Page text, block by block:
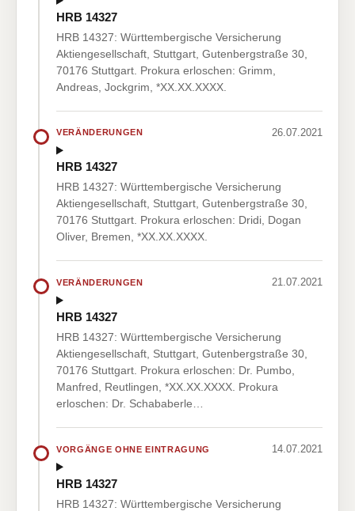
HRB 14327
HRB 14327: Württembergische Versicherung
Aktiengesellschaft, Stuttgart, Gutenbergstraße 30,
70176 Stuttgart. Prokura erloschen: Grimm,
Andreas, Jockgrim, *XX.XX.XXXX.
VERÄNDERUNGEN 26.07.2021
HRB 14327
HRB 14327: Württembergische Versicherung
Aktiengesellschaft, Stuttgart, Gutenbergstraße 30,
70176 Stuttgart. Prokura erloschen: Dridi, Dogan
Oliver, Bremen, *XX.XX.XXXX.
VERÄNDERUNGEN 21.07.2021
HRB 14327
HRB 14327: Württembergische Versicherung
Aktiengesellschaft, Stuttgart, Gutenbergstraße 30,
70176 Stuttgart. Prokura erloschen: Dr. Pumbo,
Manfred, Reutlingen, *XX.XX.XXXX. Prokura
erloschen: Dr. Schababerle…
VORGÄNGE OHNE EINTRAGUNG 14.07.2021
HRB 14327
HRB 14327: Württembergische Versicherung